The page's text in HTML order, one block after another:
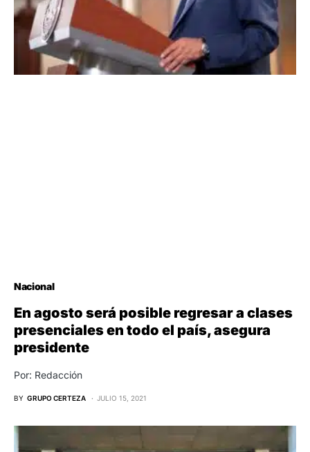
Nacional
En agosto será posible regresar a clases
presenciales en todo el país, asegura
presidente
Por: Redacción
BY GRUPO CERTEZA JULIO 15, 2021